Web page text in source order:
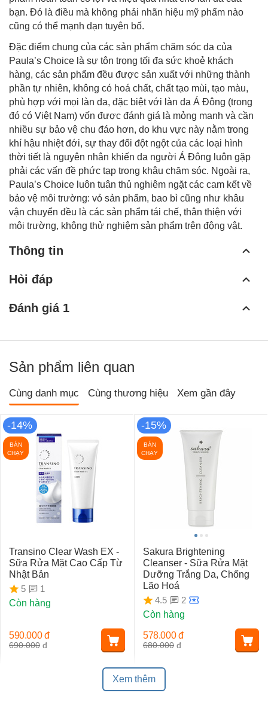
bạn. Đó là điều mà không phải nhãn hiệu mỹ phẩm nào
cũng có thể mạnh dạn tuyên bố.
Đặc điểm chung của các sản phẩm chăm sóc da của
Paula’s Choice là sự tôn trọng tối đa sức khoẻ khách
hàng, các sản phẩm đều được sản xuất với những thành
phần tự nhiên, không có hoá chất, chất tạo mùi, tạo màu,
phù hợp với mọi làn da, đặc biệt với làn da Á Đông (trong
đó có Việt Nam) vốn được đánh giá là mỏng manh và cần
nhiều sự bảo vệ chu đáo hơn, do khu vực này nằm trong
khí hậu nhiệt đới, sự thay đổi đột ngột của các loại hình
thời tiết là nguyên nhân khiến da người Á Đông luôn gặp
phải các vấn đề phức tạp trong khâu chăm sóc. Ngoài ra,
Paula’s Choice luôn tuân thủ nghiêm ngặt các cam kết về
bảo vệ môi trường: vỏ sản phẩm, bao bì cũng như khâu
vận chuyển đều là các sản phẩm tái chế, thân thiện với
môi trường, không thử nghiệm sản phẩm trên động vật.
Thông tin
Hỏi đáp
Đánh giá 1
Sản phẩm liên quan
Cùng danh mục Cùng thương hiệu Xem gần đây
-14%
BÁN
CHẠY
Transino Clear Wash EX -
Sữa Rửa Mặt Cao Cấp Từ
Nhật Bản
5
1
Còn hàng
690.000 đ
590.000 đ
-15%
BÁN
CHẠY
Sakura Brightening
Cleanser - Sữa Rửa Mặt
Dưỡng Trắng Da, Chống
Lão Hoá
4.5
2
Còn hàng
680.000 đ
578.000 đ
Xem thêm